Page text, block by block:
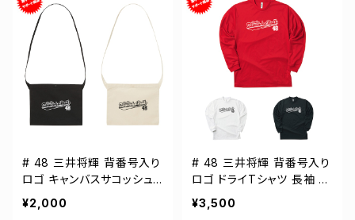
# 48 三井将輝 背番号入り
ロゴ キャンバスサコッシュ
選手還元 2カラー 001461
¥2,000
# 48 三井将輝 背番号入り
ロゴ ドライTシャツ 長袖 選
手還元 3カラー S-5Lサイズ
000304
¥3,500